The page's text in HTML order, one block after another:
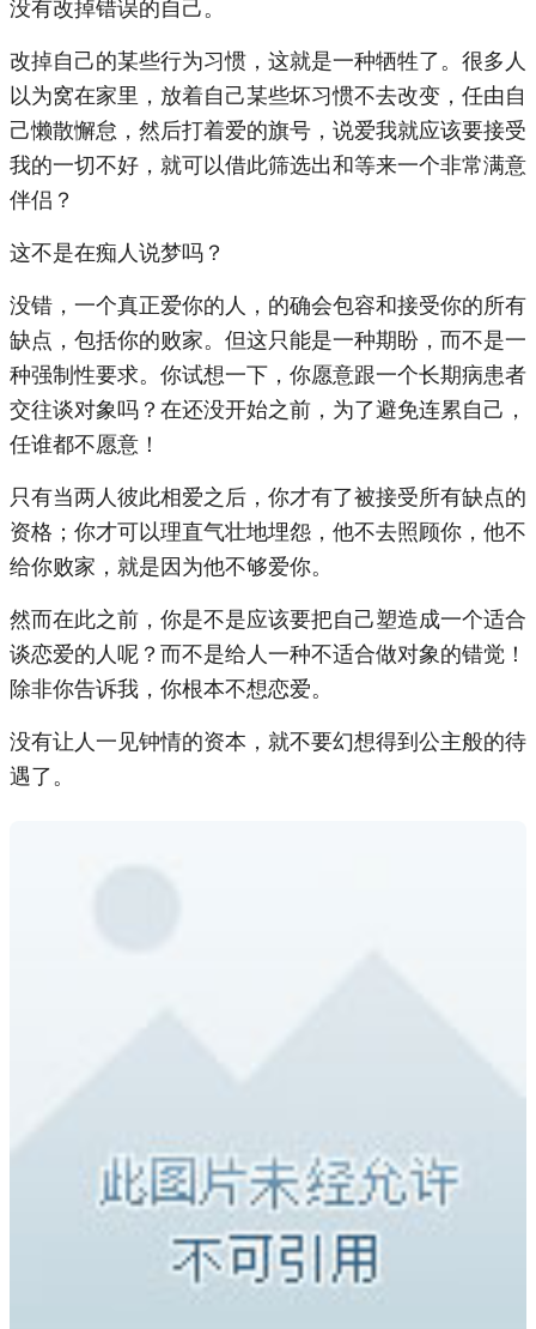
改掉自己的某些行为习惯，这就是一种牺牲了。很多人
以为窝在家里，放着自己某些坏习惯不去改变，任由自
己懒散懈怠，然后打着爱的旗号，说爱我就应该要接受
我的一切不好，就可以借此筛选出和等来一个非常满意
伴侣？
这不是在痴人说梦吗？
没错，一个真正爱你的人，的确会包容和接受你的所有
缺点，包括你的败家。但这只能是一种期盼，而不是一
种强制性要求。你试想一下，你愿意跟一个长期病患者
交往谈对象吗？在还没开始之前，为了避免连累自己，
任谁都不愿意！
只有当两人彼此相爱之后，你才有了被接受所有缺点的
资格；你才可以理直气壮地埋怨，他不去照顾你，他不
给你败家，就是因为他不够爱你。
然而在此之前，你是不是应该要把自己塑造成一个适合
谈恋爱的人呢？而不是给人一种不适合做对象的错觉！
除非你告诉我，你根本不想恋爱。
没有让人一见钟情的资本，就不要幻想得到公主般的待
遇了。